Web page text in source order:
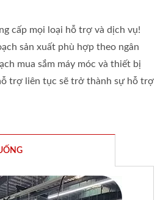
cấp mọi loại hỗ trợ và dịch vụ!
sản xuất phù hợp theo ngân
mua sắm máy móc và thiết bị
trợ liên tục sẽ trở thành sự hỗ trợ